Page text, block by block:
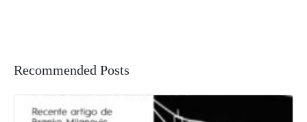
Recommended Posts